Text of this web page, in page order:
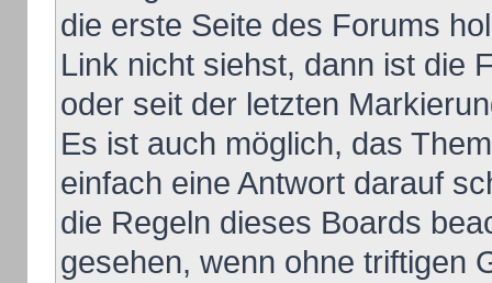
die erste Seite des Forums
Link nicht siehst, dann ist die
oder seit der letzten
Es ist auch möglich, das
einfach eine Antwort darauf
die Regeln dieses Boards
gesehen, wenn ohne triftigen